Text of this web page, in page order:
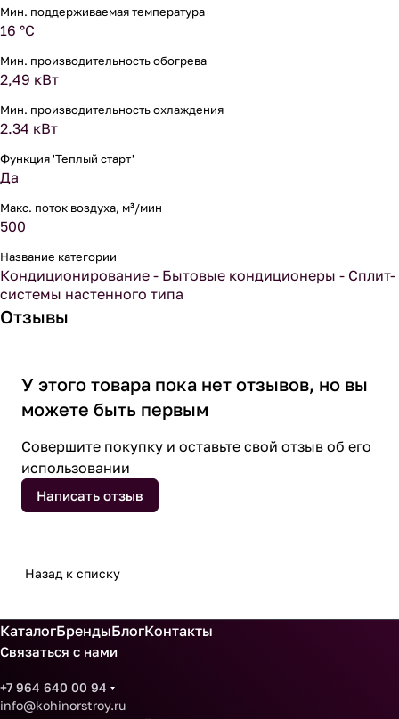
Мин. поддерживаемая температура
16 °С
Мин. производительность обогрева
2,49 кВт
Мин. производительность охлаждения
2.34 кВт
Функция 'Теплый старт'
Да
Макс. поток воздуха, м³/мин
500
Название категории
Кондиционирование - Бытовые кондиционеры - Сплит-
системы настенного типа
Отзывы
У этого товара пока нет отзывов, но вы
можете быть первым
Совершите покупку и оставьте свой отзыв об его
использовании
Написать отзыв
Назад к списку
КаталогБрендыБлогКонтакты
Связаться с нами
+7 964 640 00 94
info@kohinorstroy.ru